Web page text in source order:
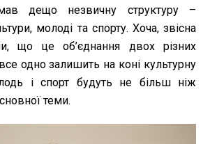
дещо незвичну структуру –
молоді та спорту. Хоча, звісна
що це об’єднання двох різних
одно залишить на коні культурну
і спорт будуть не більш ніж
теми.